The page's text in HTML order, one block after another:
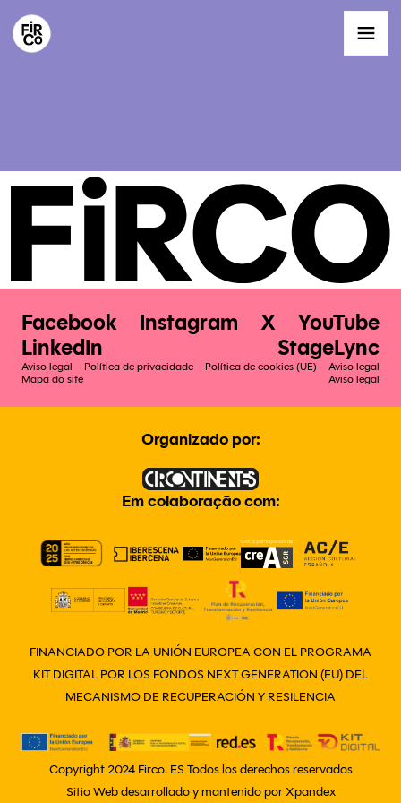
Facebook Instagram X
YouTube
LinkedIn
StageLync
Aviso legal Política de privacidade Política de cookies (UE)
Aviso legal
Mapa do site
Aviso legal
Organizado por:
Em colaboração com:
FINANCIADO POR LA UNIÓN EUROPEA CON EL PROGRAMA
KIT DIGITAL POR LOS FONDOS NEXT GENERATION (EU) DEL
MECANISMO DE RECUPERACIÓN Y RESILENCIA
Copyright 2024 Firco. ES Todos los derechos reservados
Sitio Web desarrollado y mantenido porXpandex